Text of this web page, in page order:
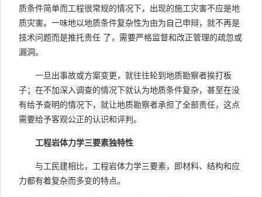
质条件简单而工程很常规的情况下，出现的施工灾害不应是地
质灾害。一味地以地质条件复杂性为由为自己申辩，就不再是
技术问题而是推托责任 了，需要严格监督和改正管理的疏忽或
漏洞。
一旦出事故或方案变更，就往往轮到地质勘察者挨打板
子；在不加深入调查的情况下就认为地质条件复杂，甚至在没
有给予查明的情况下，就让地质勘察者承担了全部责任，这点
需要给予客观公正的认识和评判。
工程岩体力学三要素独特性
与工民建相比，工程岩体力学三要素，即材料、结构和应
力都有着复杂而多变的特点。